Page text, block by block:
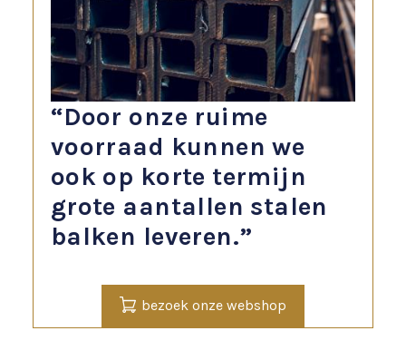
bezoek onze webshop
“Door onze ruime
voorraad kunnen we
ook op korte termijn
grote aantallen stalen
balken leveren.”